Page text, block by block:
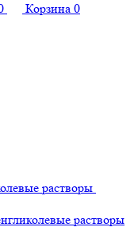
Корзина 0
растворы
растворы